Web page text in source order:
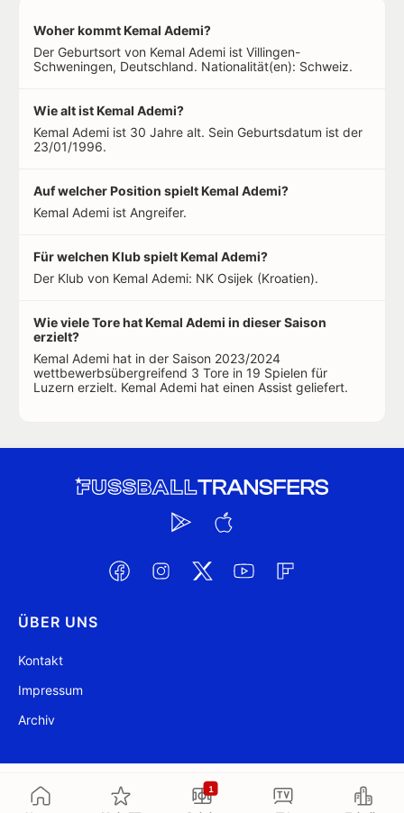
1
Woher kommt Kemal Ademi?
Der Geburtsort von Kemal Ademi ist Villingen-
Schweningen, Deutschland. Nationalität(en): Schweiz.
Wie alt ist Kemal Ademi?
Kemal Ademi ist 30 Jahre alt. Sein Geburtsdatum ist der
23/01/1996.
Auf welcher Position spielt Kemal Ademi?
Kemal Ademi ist Angreifer.
Für welchen Klub spielt Kemal Ademi?
Der Klub von Kemal Ademi: NK Osijek (Kroatien).
Wie viele Tore hat Kemal Ademi in dieser Saison
erzielt?
Kemal Ademi hat in der Saison 2023/2024
wettbewerbsübergreifend 3 Tore in 19 Spielen für
Luzern erzielt. Kemal Ademi hat einen Assist geliefert.
ÜBER UNS
Kontakt
Impressum
Archiv
@ FussballTransfers.com 2009-2026